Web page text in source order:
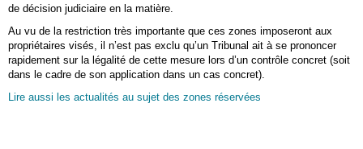
de décision judiciaire en la matière.
Au vu de la restriction très importante que ces zones imposeront aux
propriétaires visés, il n’est pas exclu qu’un Tribunal ait à se prononcer
rapidement sur la légalité de cette mesure lors d’un contrôle concret (soit
dans le cadre de son application dans un cas concret).
Lire aussi les actualités au sujet des zones réservées